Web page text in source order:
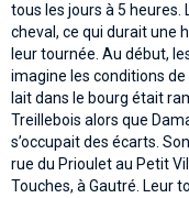
tous les jours à 5
cheval, ce qui durait une
leur tournée. Au début,
imagine les conditions
lait dans le bourg était
Treillebois alors que
s’occupait des écarts.
rue du Prioulet au Petit
Touches, à Gautré. Leur